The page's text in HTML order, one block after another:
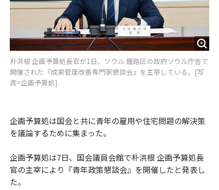
朴洪根 企画予算処長官が1日、ソウル 鍾路区の政府ソウル庁舎で
開催された『成果管理改善専門家懇談会』を主宰している。[写
真=企画予算処]
企画予算処は国会と共に青年の雇用や住宅問題の解決策
を議論するために集まった。
企画予算処は7日、国会議員会館で朴洪根 企画予算処長
官の主宰により『青年政策懇談会』を開催したと発表し
た。